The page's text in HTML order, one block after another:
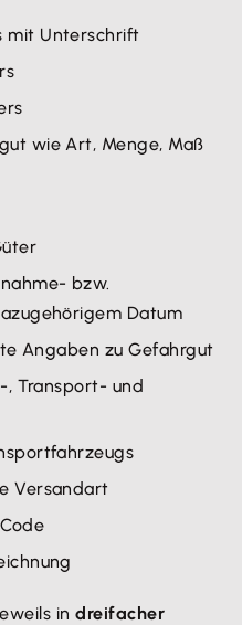
mit Unterschrift
wie Art, Menge, Maß
bzw.
Datum
Angaben zu Gefahrgut
, Transport- und
Versandart
indreifacher